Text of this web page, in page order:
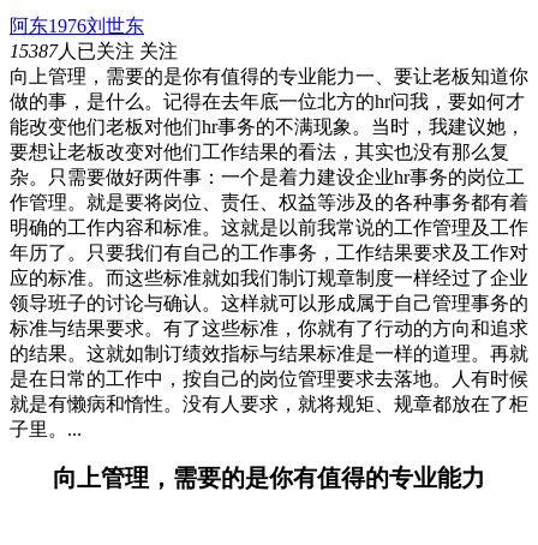
阿东1976刘世东
15387人已关注 关注
向上管理，需要的是你有值得的专业能力一、要让老板知道你
做的事，是什么。记得在去年底一位北方的hr问我，要如何才
能改变他们老板对他们hr事务的不满现象。当时，我建议她，
要想让老板改变对他们工作结果的看法，其实也没有那么复
杂。只需要做好两件事：一个是着力建设企业hr事务的岗位工
作管理。就是要将岗位、责任、权益等涉及的各种事务都有着
明确的工作内容和标准。这就是以前我常说的工作管理及工作
年历了。只要我们有自己的工作事务，工作结果要求及工作对
应的标准。而这些标准就如我们制订规章制度一样经过了企业
领导班子的讨论与确认。这样就可以形成属于自己管理事务的
标准与结果要求。有了这些标准，你就有了行动的方向和追求
的结果。这就如制订绩效指标与结果标准是一样的道理。再就
是在日常的工作中，按自己的岗位管理要求去落地。人有时候
就是有懒病和惰性。没有人要求，就将规矩、规章都放在了柜
子里。...
向上管理，需要的是你有值得的专业能力